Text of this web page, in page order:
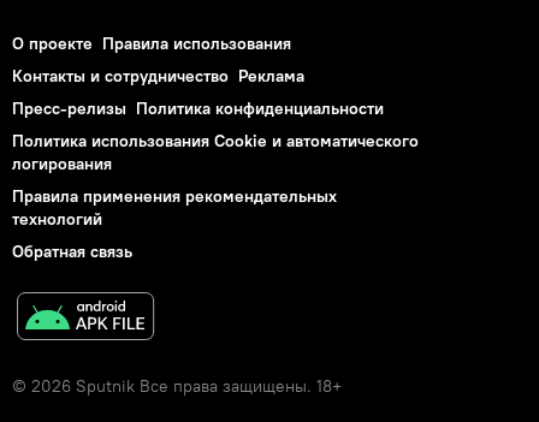
О проекте Правила использования
Контакты и сотрудничество Реклама
Пресс-релизы Политика конфиденциальности
Политика использования Cookie и автоматического
логирования
Правила применения рекомендательных
технологий
Обратная связь
© 2026 Sputnik Все права защищены. 18+